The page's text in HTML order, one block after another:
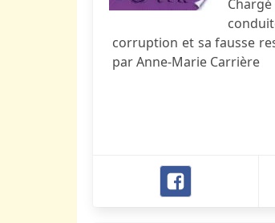
corruption et sa fausse
par Anne-Marie Carrière